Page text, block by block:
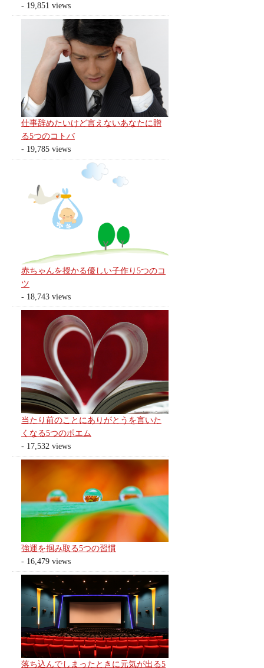
- 19,851 views
仕事辞めたいけど言えないあなたに贈
る5つのコトバ
- 19,785 views
赤ちゃんを授かる優しい子作り5つのコ
ツ
- 18,743 views
当たり前のことにありがとうを言いた
くなる5つのポエム
- 17,532 views
強運を掴み取る5つの習慣
- 16,479 views
落ち込んでしまったときに元気が出る5